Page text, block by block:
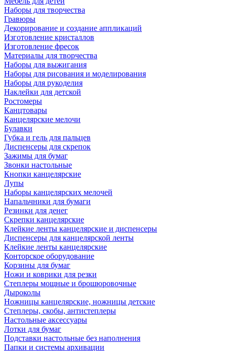
Наборы для творчества
Гравюры
Декорирование и создание аппликаций
Изготовление кристаллов
Изготовление фресок
Материалы для творчества
Наборы для выжигания
Наборы для рисования и моделирования
Наборы для рукоделия
Наклейки для детской
Ростомеры
Канцтовары
Канцелярские мелочи
Булавки
Губка и гель для пальцев
Диспенсеры для скрепок
Зажимы для бумаг
Звонки настольные
Кнопки канцелярские
Лупы
Наборы канцелярских мелочей
Напальчники для бумаги
Резинки для денег
Скрепки канцелярские
Клейкие ленты канцелярские и диспенсеры
Диспенсеры для канцелярской ленты
Клейкие ленты канцелярские
Конторское оборудование
Корзины для бумаг
Ножи и коврики для резки
Степлеры мощные и брошюровочные
Дыроколы
Ножницы канцелярские, ножницы детские
Степлеры, скобы, антистеплеры
Настольные аксессуары
Лотки для бумаг
Подставки настольные без наполнения
Папки и системы архивации